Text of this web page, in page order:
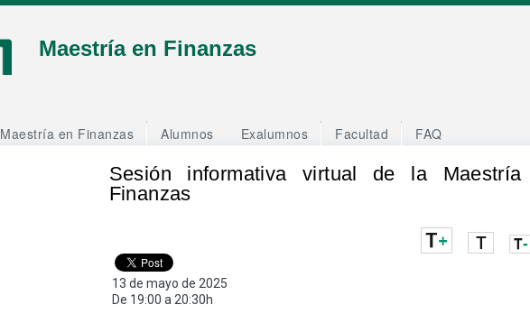
Jump to navigation
Maestría en Finanzas
Maestría en Finanzas Alumnos Exalumnos Facultad FAQ
Sesión informativa virtual de la Maestría
Finanzas
13 de mayo de 2025
De 19:00 a 20:30h